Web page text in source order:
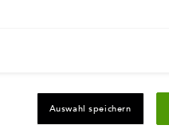
Auswahl speichern